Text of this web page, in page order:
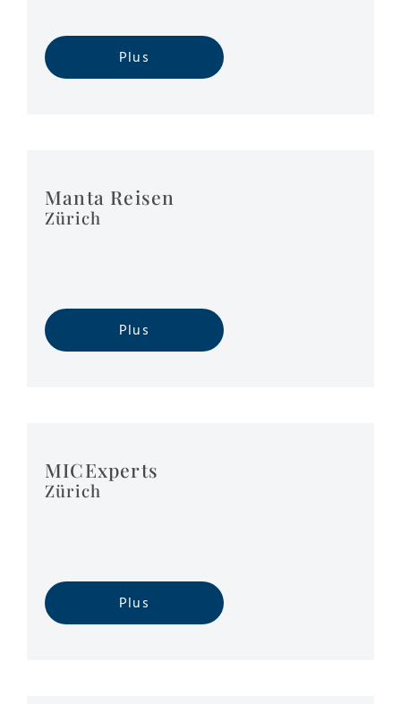
Plus
Manta Reisen
Zürich
Plus
MICExperts
Zürich
Plus